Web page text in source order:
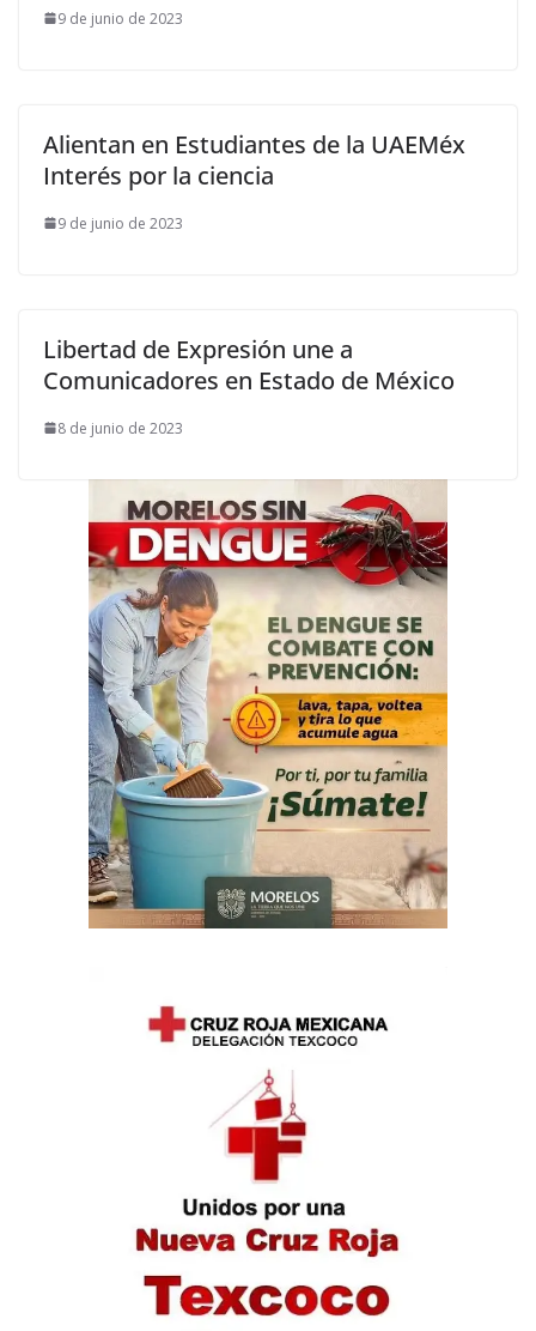
9 de junio de 2023
Alientan en Estudiantes de la UAEMéx
Interés por la ciencia
9 de junio de 2023
Libertad de Expresión une a
Comunicadores en Estado de México
8 de junio de 2023